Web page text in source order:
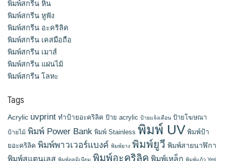
พิมพ์สกรีน หิน
พิมพ์สกรีน หูฟัง
พิมพ์สกรีน อะคริลิค
พิมพ์สกรีน เคสมือถือ
พิมพ์สกรีน เมาส์
พิมพ์สกรีน แผ่นไม้
พิมพ์สกรีน โลหะ
Tags
Acrylic uvprint ทำป้ายอะคริลิค ป้าย acrylic ป้ายแจ้งเตือน ป้ายโฆษณา
ป้ายไม้ พิมพ์ Power Bank พิมพ์ Stainless พิมพ์ UV พิมพ์ป้า
ยอะคริลิค พิมพ์พาวเวอร์แบงค์ พิมพ์ยาง พิมพ์ยูวี พิมพ์สายนาฬิกา
พิมพ์สแตนเลส พิมพ์อลูมิเนียม พิมพ์อะคริลิค พิมพ์เหล็ก พิมพ์แก้ว Yeti